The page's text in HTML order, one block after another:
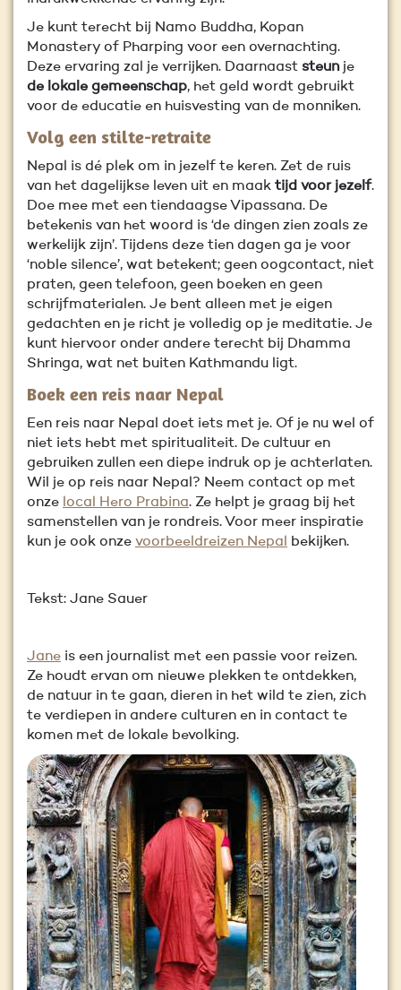
Je kunt terecht bij Namo Buddha, Kopan
Monastery of Pharping voor een overnachting.
Deze ervaring zal je verrijken. Daarnaast steunje
de lokale gemeenschap, het geld wordt gebruikt
voor de educatie en huisvesting van de monniken.
Volg een stilte-retraite
Nepal is dé plek om in jezelf te keren. Zet de ruis
van het dagelijkse leven uit en maak tijd voor jezelf.
Doe mee met een tiendaagse Vipassana. De
betekenis van het woord is ‘de dingen zien zoals ze
werkelijk zijn’. Tijdens deze tien dagen ga je voor
‘noble silence’, wat betekent; geen oogcontact, niet
praten, geen telefoon, geen boeken en geen
schrijfmaterialen. Je bent alleen met je eigen
gedachten en je richt je volledig op je meditatie. Je
kunt hiervoor onder andere terecht bij Dhamma
Shringa, wat net buiten Kathmandu ligt.
Boek een reis naar Nepal
Een reis naar Nepal doet iets met je. Of je nu wel of
niet iets hebt met spiritualiteit. De cultuur en
gebruiken zullen een diepe indruk op je achterlaten.
Wil je op reis naar Nepal? Neem contact op met
onze local Hero Prabina. Ze helpt je graag bij het
samenstellen van je rondreis. Voor meer inspiratie
kun je ook onze voorbeeldreizen Nepal bekijken.
Tekst: Jane Sauer
Jane is een journalist met een passie voor reizen.
Ze houdt ervan om nieuwe plekken te ontdekken,
de natuur in te gaan, dieren in het wild te zien, zich
te verdiepen in andere culturen en in contact te
komen met de lokale bevolking.